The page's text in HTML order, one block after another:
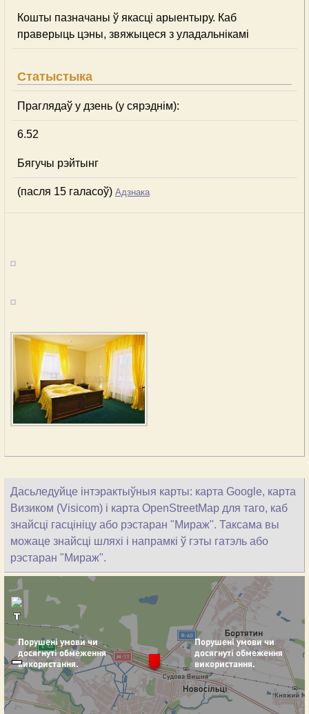
Кошты пазначаны ў якасці арыентыру. Каб
праверыць цэны, звяжыцеся з уладальнікамі
Статыстыка
Праглядаў у дзень (у сярэднім):
6.52
Бягучы рэйтынг
(пасля 15 галасоў) Адзнака
Дасьледуйце інтэрактыўныя карты: карта Google, карта
Визиком (Visicom) і карта OpenStreetMap для таго, каб
знайсці гасцініцу або рэстаран "Мираж". Таксама вы
можаце знайсці шляхі і напрамкі ў гэты гатэль або
рэстаран "Мираж".